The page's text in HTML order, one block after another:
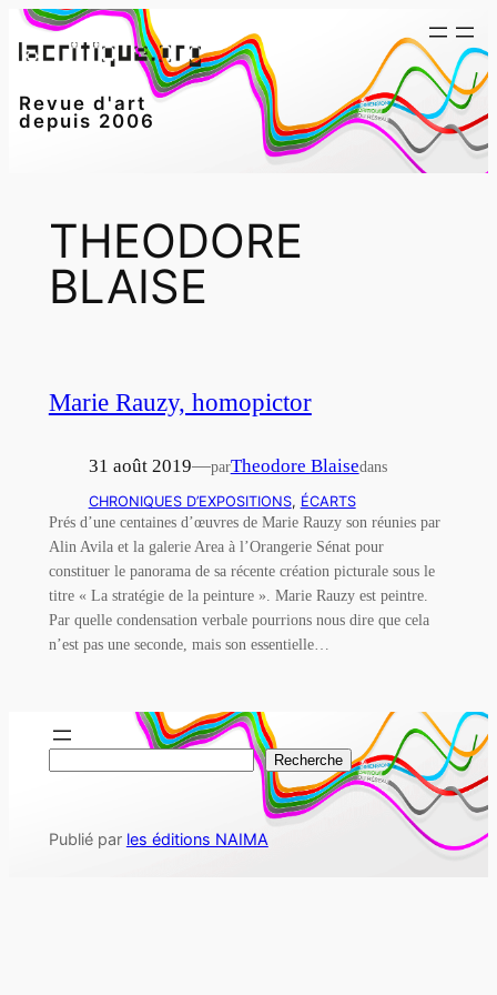
Aller
au
Revue d'art
depuis 2006
THEODORE
BLAISE
Marie Rauzy, homopictor
31 août 2019—parTheodore Blaisedans
CHRONIQUES D’EXPOSITIONS, ÉCARTS
Prés d’une centaines d’œuvres de Marie Rauzy son réunies par
Alin Avila et la galerie Area à l’Orangerie Sénat pour
constituer le panorama de sa récente création picturale sous le
titre « La stratégie de la peinture ». Marie Rauzy est peintre.
Par quelle condensation verbale pourrions nous dire que cela
n’est pas une seconde, mais son essentielle…
h
Recherche
Publié par les éditions NAIMA